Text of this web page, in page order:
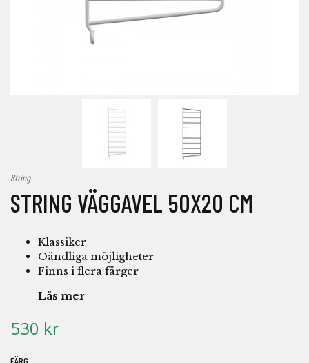
String
STRING VÄGGAVEL 50X20 CM
Klassiker
Oändliga möjligheter
Finns i flera färger
Läs mer
530 kr
FÄRG